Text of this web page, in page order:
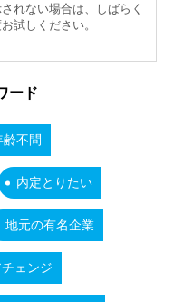
れない場合は、しばらく
試しください。
ード
齢不問
内定とりたい
地元の有名企業
ェンジ